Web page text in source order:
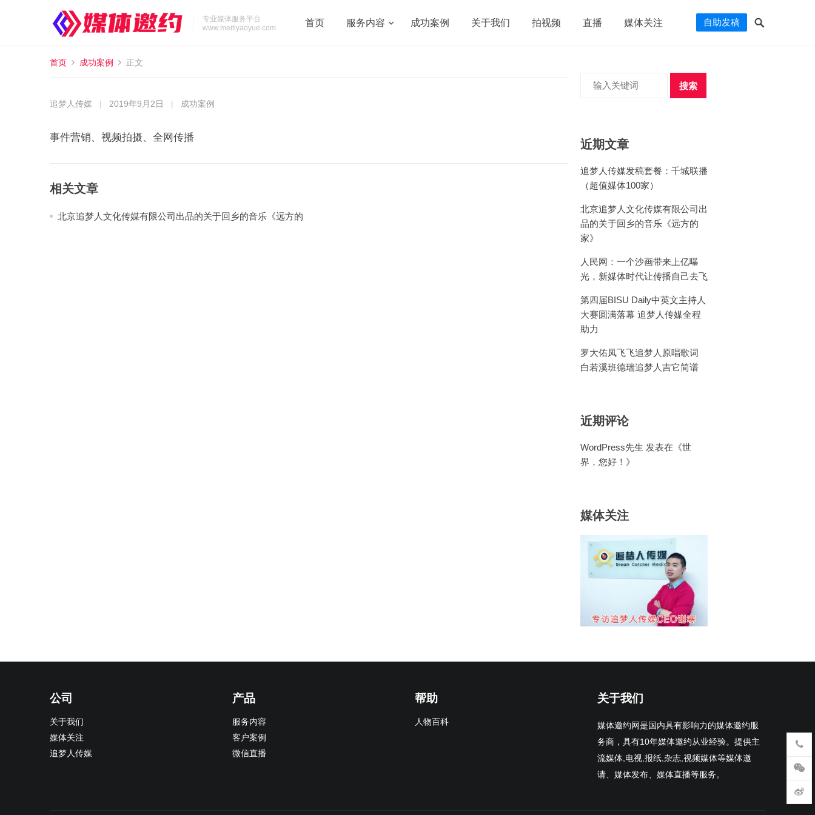
专业媒体服务平台
www.meitiyaoyue.com
首页 服务内容 成功案例 关于我们 拍视频 直播 媒体关注 自助发稿
首页 成功案例 正文
追梦人传媒 2019年9月2日 成功案例
事件营销、视频拍摄、全网传播
相关文章
北京追梦人文化传媒有限公司出品的关于回乡的音乐《远方的
搜索
近期文章
追梦人传媒发稿套餐：千城联播
（超值媒体100家）
北京追梦人文化传媒有限公司出
品的关于回乡的音乐《远方的
家》
人民网：一个沙画带来上亿曝
光，新媒体时代让传播自己去飞
第四届BISU Daily中英文主持人
大赛圆满落幕 追梦人传媒全程
助力
罗大佑凤飞飞追梦人原唱歌词
白若溪班德瑞追梦人吉它简谱
近期评论
WordPress先生 发表在《世
界，您好！ 》
媒体关注
公司
关于我们
媒体关注
追梦人传媒
产品
服务内容
客户案例
微信直播
帮助
人物百科
关于我们
媒体邀约网是国内具有影响力的媒体邀约服
务商，具有10年媒体邀约从业经验。提供主
流媒体,电视,报纸,杂志,视频媒体等媒体邀
请、媒体发布、媒体直播等服务。